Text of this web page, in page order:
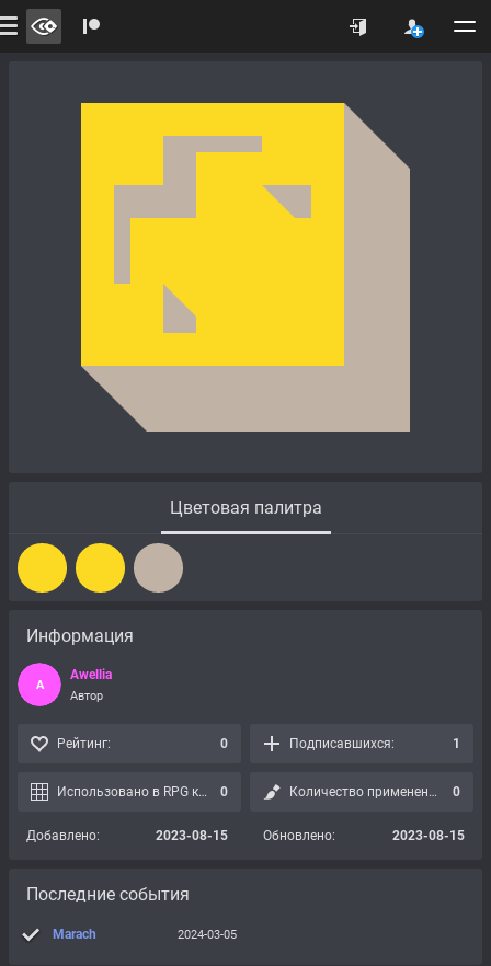
Цветовая палитра
Информация
A
Awellia
Автор
Рейтинг: 0 Подписавшихся: 1
Использовано в RPG картах: 0 Количество применений: 0
Добавлено: 2023-08-15 Обновлено: 2023-08-15
Последние события
Marach 2024-03-05